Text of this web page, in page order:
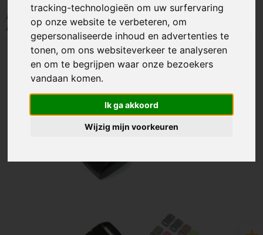
tracking-technologieën om uw surfervaring
op onze website te verbeteren, om
gepersonaliseerde inhoud en advertenties te
tonen, om ons websiteverkeer te analyseren
en om te begrijpen waar onze bezoekers
vandaan komen.
Ik ga akkoord
Wijzig mijn voorkeuren
Home PARACORD > Armband sluiting / Buckles Plastic Buckles
Paracord buckle / sluiting - Zwart #5